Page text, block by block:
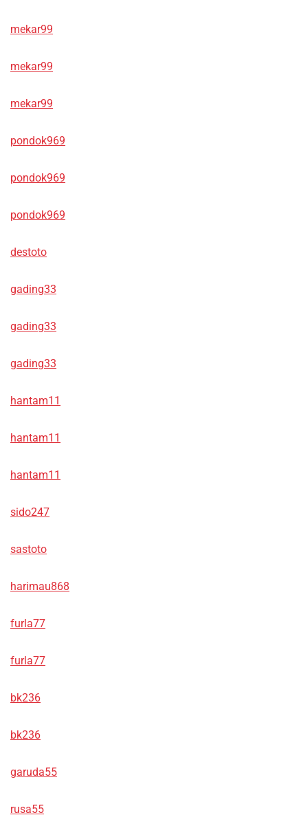
mekar99
mekar99
mekar99
pondok969
pondok969
pondok969
destoto
gading33
gading33
gading33
hantam11
hantam11
hantam11
sido247
sastoto
harimau868
furla77
furla77
bk236
bk236
garuda55
rusa55